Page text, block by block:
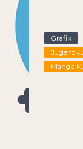
Grafik
Manga